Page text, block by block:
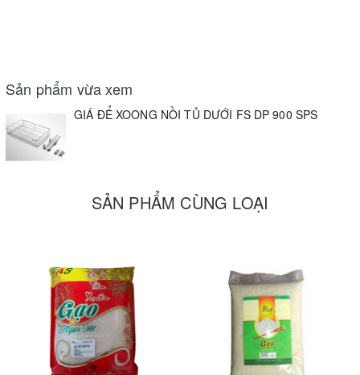
Sản phẩm vừa xem
GIÁ ĐỂ XOONG NỒI TỦ DƯỚI FS DP 900 SPS
SẢN PHẨM CÙNG LOẠI